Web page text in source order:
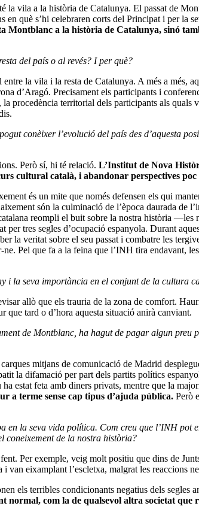
vila a la història de Catalunya. El passat de
en què s’hi celebraren corts del Principat i per
Montblanc a la història de Catalunya, sinó
del país o al revés? I per què?
la vila i la resta de Catalunya. A més a més,
d’Aragó. Precisament els participants i
procedència territorial dels participants als quals
conèixer l’evolució del país des d’aquesta
Però sí, hi té relació. L’Institut de Nova
cultural català, i abandonar perspectives poc
és un mite que només defensen els qui
són la culminació de l’època daurada de
reompli el buit sobre la nostra història
tres segles d’ocupació espanyola. Durant
la veritat sobre el seu passat i combatre les
Pel que fa a la feina que l’INH tira endavant,
seva importància en el conjunt de la cultura
allò que els trauria de la zona de comfort.
que tard o d’hora aquesta situació anirà canviant.
de Montblanc, ha hagut de pagar algun
mitjans de comunicació de Madrid
la difamació per part dels partits polítics
estat feta amb diners privats, mentre que la
a terme sense cap tipus d’ajuda pública. Però
en la seva vida política. Com creu que l’INH
coneixement de la nostra història?
Per exemple, veig molt positiu que dins de
eixamplant l’escletxa, malgrat les reaccions
els terribles condicionants negatius dels segles
normal, com la de qualsevol altra societat que